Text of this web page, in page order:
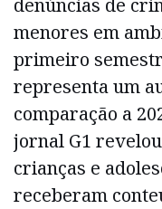
menores em
primeiro
representa um
comparação a
jornal G1
crianças e
receberam